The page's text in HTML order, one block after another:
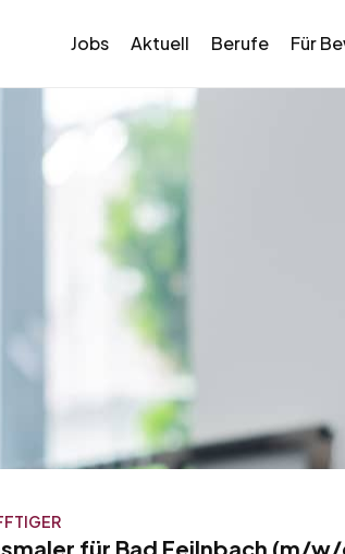
Jobs Aktuell Berufe Für
für Bad Feilnbach (m/